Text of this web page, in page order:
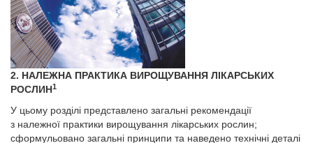
2. НАЛЕЖНА ПРАКТИКА ВИРОЩУВАННЯ ЛІКАРСЬКИХ
РОСЛИН1
У цьому розділі представлено загальні рекомендації
з належної практики вирощування лікарських рослин;
сформульовано загальні принципи та наведено технічні деталі